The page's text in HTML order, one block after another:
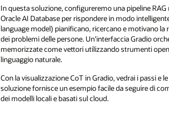
In questa soluzione, configureremo una pipeline
Oracle AI Database per rispondere in modo
language model) pianificano, ricercano e motivano
dei problemi delle persone. Un'interfaccia Gradio
memorizzate come vettori utilizzando strumenti
linguaggio naturale.
Con la visualizzazione CoT in Gradio, vedrai i passi
soluzione fornisce un esempio facile da seguire di
dei modelli locali e basati sul cloud.